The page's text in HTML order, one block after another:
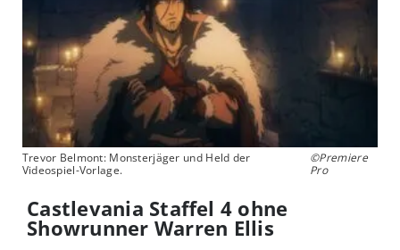
Trevor Belmont: Monsterjäger und Held der
Videospiel-Vorlage.
©Premiere
Pro
Castlevania Staffel 4 ohne
Showrunner Warren Ellis